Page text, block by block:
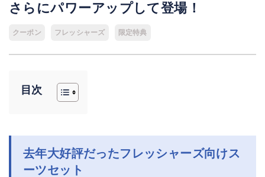
さらにパワーアップして登場！
クーポン フレッシャーズ 限定特典
目次
去年大好評だったフレッシャーズ向けス
ーツセット